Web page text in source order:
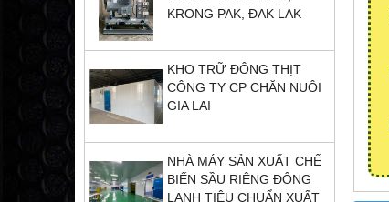
KRONG PAK, ĐAK LAK
KHO TRỮ ĐÔNG THỊT
CÔNG TY CP CHĂN NUÔI
GIA LAI
NHÀ MÁY SẢN XUẤT CHẾ
BIẾN SẦU RIÊNG ĐÔNG
LẠNH TIÊU CHUẨN XUẤT